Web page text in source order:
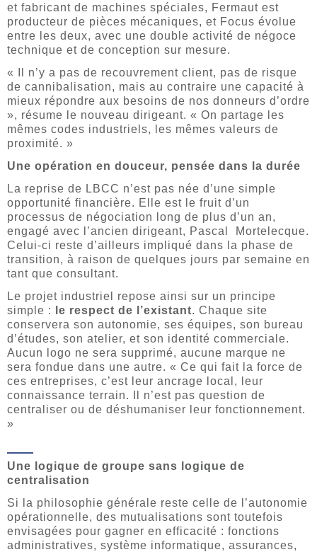
et fabricant de machines spéciales, Fermaut est
producteur de pièces mécaniques, et Focus évolue
entre les deux, avec une double activité de négoce
technique et de conception sur mesure.
« Il n’y a pas de recouvrement client, pas de risque
de cannibalisation, mais au contraire une capacité à
mieux répondre aux besoins de nos donneurs d’ordre
», résume le nouveau dirigeant. « On partage les
mêmes codes industriels, les mêmes valeurs de
proximité. »
Une opération en douceur, pensée dans la durée
La reprise de LBCC n’est pas née d’une simple
opportunité financière. Elle est le fruit d’un
processus de négociation long de plus d’un an,
engagé avec l’ancien dirigeant, Pascal Mortelecque.
Celui-ci reste d’ailleurs impliqué dans la phase de
transition, à raison de quelques jours par semaine en
tant que consultant.
Le projet industriel repose ainsi sur un principe
simple :
le respect de l’existant. Chaque site
conservera son autonomie, ses équipes, son bureau
d’études, son atelier, et son identité commerciale.
Aucun logo ne sera supprimé, aucune marque ne
sera fondue dans une autre. « Ce qui fait la force de
ces entreprises, c’est leur ancrage local, leur
connaissance terrain. Il n’est pas question de
centraliser ou de déshumaniser leur fonctionnement.
»
Une logique de groupe sans logique de
centralisation
Si la philosophie générale reste celle de l’autonomie
opérationnelle, des mutualisations sont toutefois
envisagées pour gagner en efficacité : fonctions
administratives, système informatique, assurances,